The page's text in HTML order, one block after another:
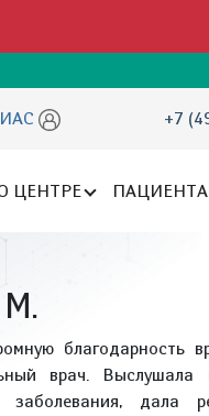
+7
ЦЕНТРЕ
М.
благодарность
врач. Выслушала
заболевания, дала